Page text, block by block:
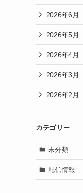
2026年6月
2026年5月
2026年4月
2026年3月
2026年2月
カテゴリー
未分類
配信情報